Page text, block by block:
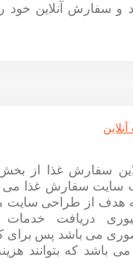
و سفارش آنلاین خود را
سفارش غذا از بخش
سفارش غذا می
هدف از طراحی سایت
دریافت خدمات
می باشد پس برای
باشد که بتوانند هزینه